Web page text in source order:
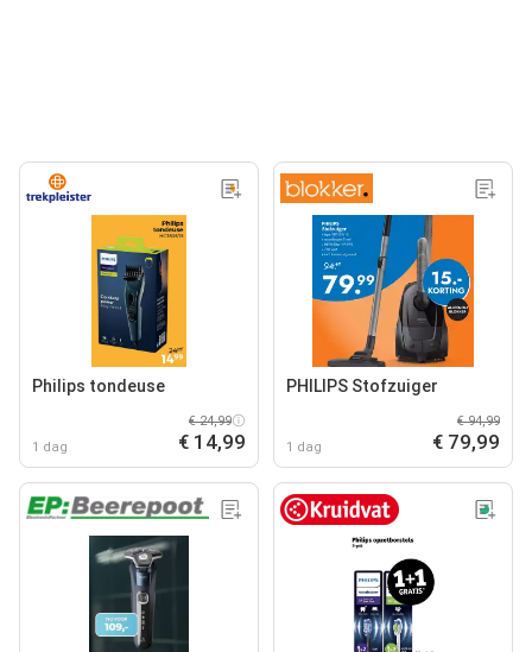
Philips tondeuse
1 dag
€ 24,99
€ 14,99
PHILIPS Stofzuiger
1 dag
€ 94,99
€ 79,99